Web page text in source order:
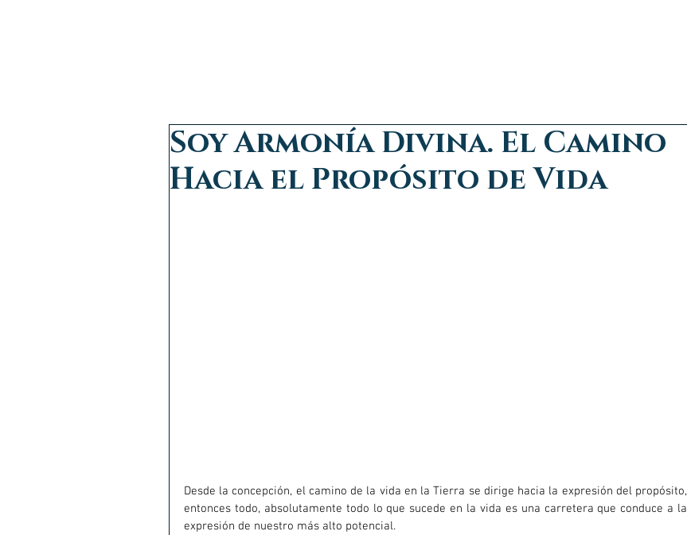
Soy Armonía Divina. El Camino
Hacia el Propósito de Vida
Desde la concepción, el camino de la vida en la Tierra se dirige hacia la expresión del propósito,
entonces todo, absolutamente todo lo que sucede en la vida es una carretera que conduce a la
expresión de nuestro más alto potencial.